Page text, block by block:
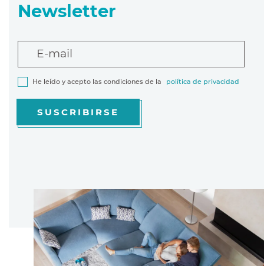
Newsletter
E-mail
He leído y acepto las condiciones de la política de privacidad
SUSCRIBIRSE